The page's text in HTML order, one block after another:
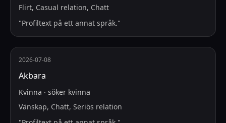
Flirt, Casual relation, Chatt
"Profiltext på ett annat språk."
2026-07-08
Akbara
Kvinna · söker kvinna
Vänskap, Chatt, Seriös relation